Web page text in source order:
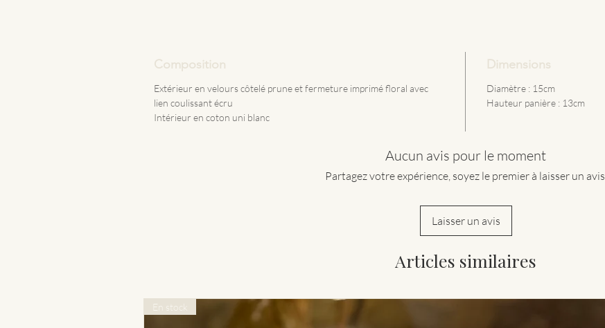
Composition
Extérieur en velours côtelé prune et fermeture imprimé floral avec
lien coulissant écru
Intérieur en coton uni blanc
Dimensions
Diamètre : 15cm
Hauteur panière : 13cm
Aucun avis pour le moment
Partagez votre expérience, soyez le premier à laisser un avis.
Laisser un avis
Articles similaires
En stock